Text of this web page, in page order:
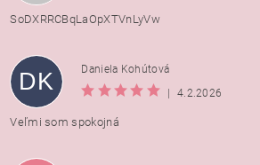
SoDXRRCBqLaOpXTVnLyVw
DK
Daniela Kohútová
|
4.2.2026
Veľmi som spokojná